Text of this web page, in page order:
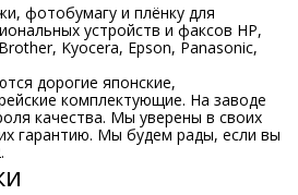
фотобумагу и плёнку для
устройств и факсов HP,
Kyocera, Epson, Panasonic,
дорогие японские,
комплектующие. На заводе
качества. Мы уверены в своих
гарантию. Мы будем рады, если вы